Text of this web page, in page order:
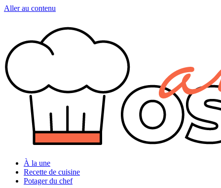
Aller au contenu
À la une
Recette de cuisine
Potager du chef